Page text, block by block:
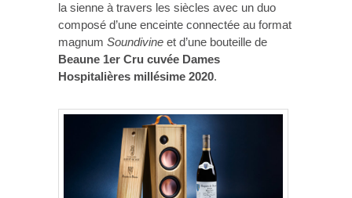
la sienne à travers les siècles avec un duo
composé d’une enceinte connectée au format
magnum Soundivine et d’une bouteille de
Beaune 1er Cru cuvée Dames
Hospitalières millésime 2020.